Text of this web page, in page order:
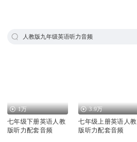
人教版九年级英语听力音频
1万
七年级下册英语人教
版听力配套音频
3.9万
七年级上册英语人教
版听力配套音频